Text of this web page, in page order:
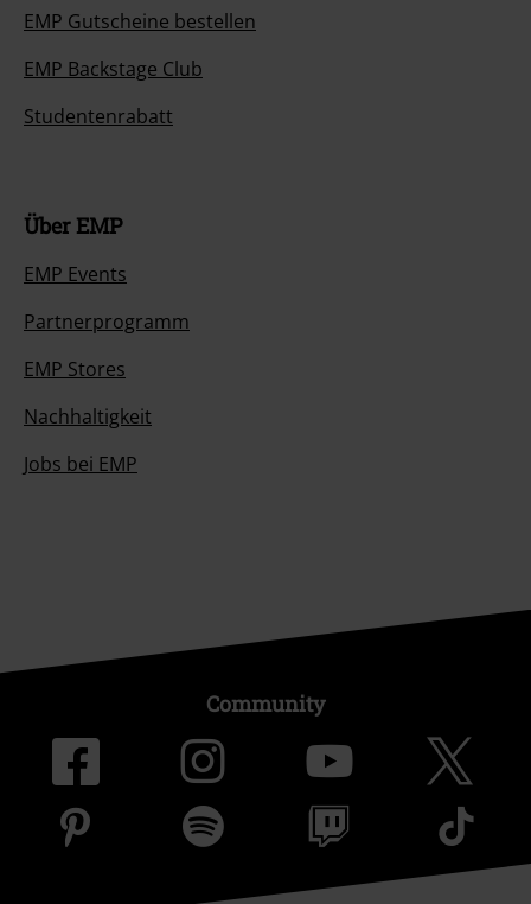
EMP Gutscheine bestellen
EMP Backstage Club
Studentenrabatt
Über EMP
EMP Events
Partnerprogramm
EMP Stores
Nachhaltigkeit
Jobs bei EMP
Community